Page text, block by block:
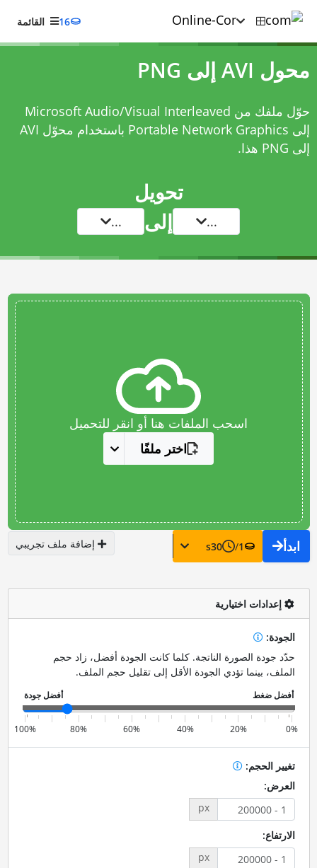
16 القائمة
محول AVI إلى PNG
حوّل ملفك من Microsoft Audio/Visual Interleaved
إلى Portable Network Graphics باستخدام
محوّل AVI
إلى PNG
هذا.
تحويل
... إلى ...
اسحب الملفات هنا أو انقر للتحميل
اختر ملفًا
ابدأ 1
/
30
s إضافة ملف تجريبي
إعدادات اختيارية
الجودة:
حدّد جودة الصورة الناتجة. كلما كانت الجودة أفضل، زاد حجم
الملف، بينما تؤدي الجودة الأقل إلى تقليل حجم الملف.
0%
20%
40%
60%
80%
100%
تغيير الحجم:
العرض:
px
الارتفاع:
px